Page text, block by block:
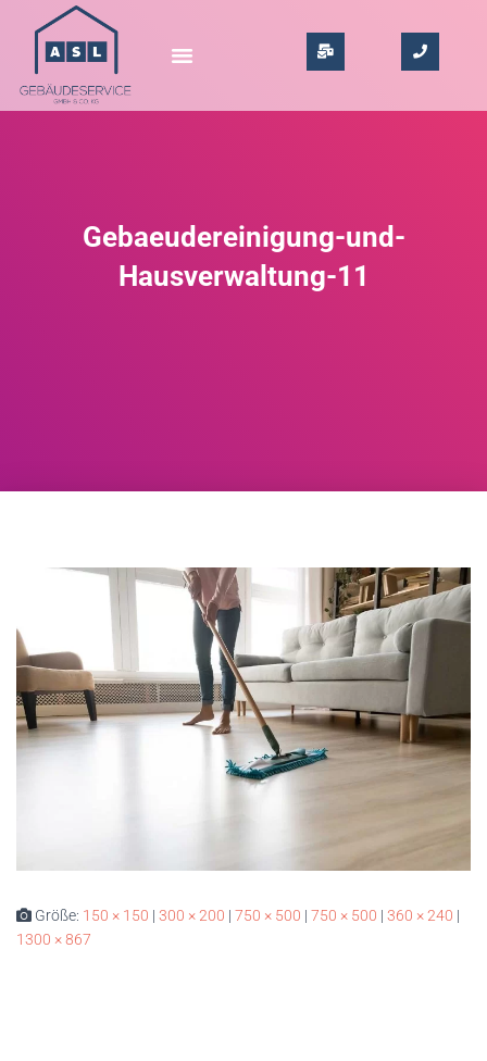
Gebaeudereinigung-und-
Hausverwaltung-11
Größe: 150 × 150 | 300 × 200 | 750 × 500 | 750 × 500 | 360 × 240 |
1300 × 867